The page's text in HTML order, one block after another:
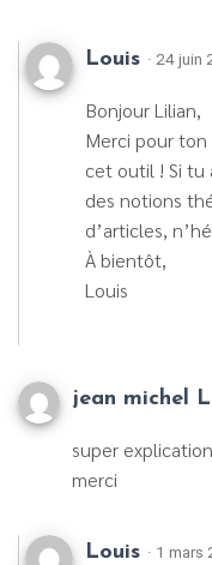
Louis · 24 juin
Bonjour Lilian,
Merci pour ton
cet outil ! Si tu
des notions
d’articles,
À bientôt,
Louis
jean michel
super
merci
Louis · 1